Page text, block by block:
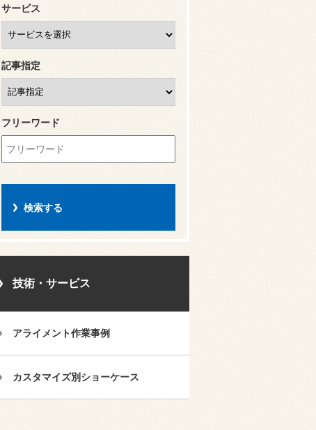
サービス
記事指定
フリーワード
技術・サービス
アライメント作業事例
カスタマイズ別ショーケース